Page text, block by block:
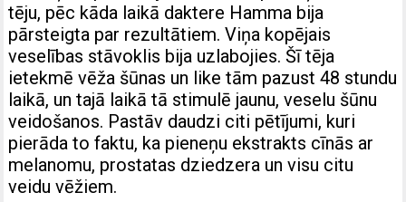
tēju, pēc kāda laikā daktere Hamma bija
pārsteigta par rezultātiem. Viņa kopējais
veselības stāvoklis bija uzlabojies. Šī tēja
ietekmē vēža šūnas un like tām pazust 48 stundu
laikā, un tajā laikā tā stimulē jaunu, veselu šūnu
veidošanos. Pastāv daudzi citi pētījumi, kuri
pierāda to faktu, ka pieneņu ekstrakts cīnās ar
melanomu, prostatas dziedzera un visu citu
veidu vēžiem.